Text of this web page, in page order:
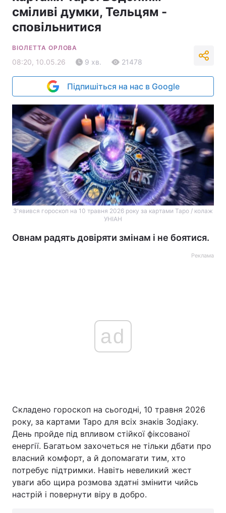
сміливі думки, Тельцям -
сповільнитися
ВІОЛЕТТА ОРЛОВА
08:20, 10.05.26 9 хв. 21478
Підпишіться на нас в Google
З'явився гороскоп на 10 травня 2026 року за картами Таро / колаж
УНІАН
Овнам радять довіряти змінам і не боятися.
Реклама
ad
Складено гороскоп на сьогодні, 10 травня 2026
року, за картами Таро для всіх знаків Зодіаку.
День пройде під впливом стійкої фіксованої
енергії. Багатьом захочеться не тільки дбати про
власний комфорт, а й допомагати тим, хто
потребує підтримки. Навіть невеликий жест
уваги або щира розмова здатні змінити чийсь
настрій і повернути віру в добро.